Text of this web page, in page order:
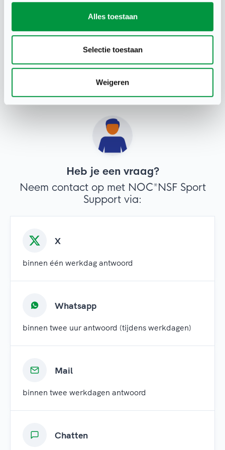
Alles toestaan
Selectie toestaan
Weigeren
Deel deze pagina
Heb je een vraag?
Neem contact op met NOC*NSF Sport
Support via:
X
binnen één werkdag antwoord
Whatsapp
binnen twee uur antwoord (tijdens werkdagen)
Mail
binnen twee werkdagen antwoord
Chatten